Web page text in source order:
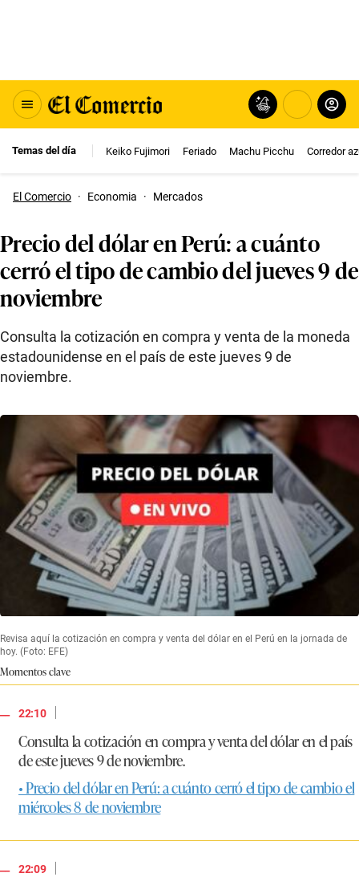
Temas del día Keiko Fujimori Feriado Machu Picchu Corredor
El Comercio · Economia · Mercados
Precio del dólar en Perú: a cuánto
cerró el tipo de cambio del jueves 9 de
noviembre
Consulta la cotización en compra y venta de la moneda
estadounidense en el país de este jueves 9 de
noviembre.
Revisa aquí la cotización en compra y venta del dólar en el Perú en la jornada de
hoy. (Foto: EFE)
Momentos clave
22:10
|
Consulta la cotización en compra y venta del dólar en el país
de este jueves 9 de noviembre.
• Precio del dólar en Perú: a cuánto cerró el tipo de cambio el
miércoles 8 de noviembre
22:09
|